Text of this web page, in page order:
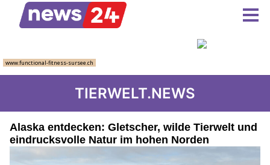
TIERWELT.NEWS
Alaska entdecken: Gletscher, wilde Tierwelt und
eindrucksvolle Natur im hohen Norden